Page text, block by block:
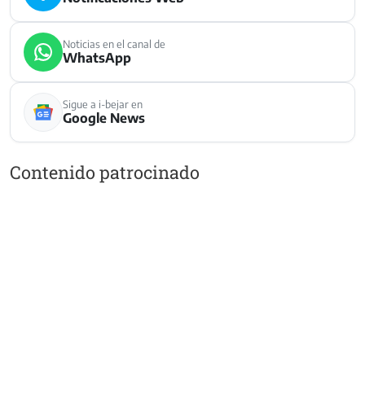
Noticias en el canal de
WhatsApp
Sigue a i-bejar en
Google News
Contenido patrocinado